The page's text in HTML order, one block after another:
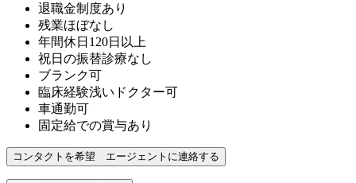
退職金制度あり
残業ほぼなし
年間休日120日以上
祝日の振替診療なし
ブランク可
臨床経験浅いドクター可
車通勤可
固定給での賞与あり